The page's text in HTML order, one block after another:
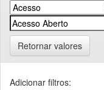
Retornar valores
Adicionar filtros: